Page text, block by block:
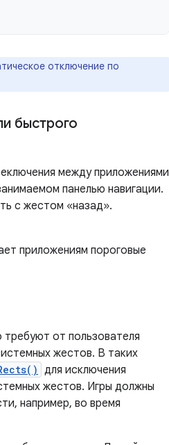
отключение по
быстрого
между приложениями
панелью навигации.
с жестом «назад».
приложениям пороговые
от пользователя
жестов. В таких
для исключения
жестов. Игры должны
например, во время